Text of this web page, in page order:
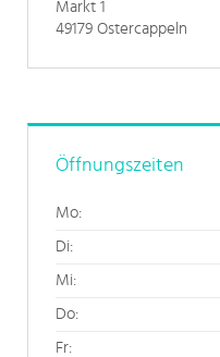
Markt 1
49179 Ostercappeln
Öffnungszeiten
Mo:
Di:
Mi:
Do:
Fr: